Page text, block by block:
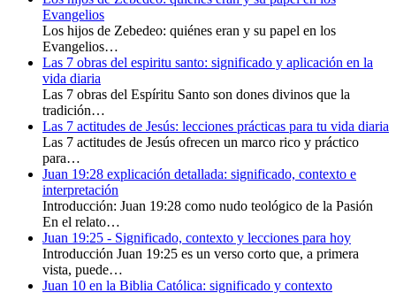
Evangelios
Los hijos de Zebedeo: quiénes eran y su papel en los
Evangelios…
Las 7 obras del espiritu santo: significado y aplicación en la
vida diaria
Las 7 obras del Espíritu Santo son dones divinos que la
tradición…
Las 7 actitudes de Jesús: lecciones prácticas para tu vida diaria
Las 7 actitudes de Jesús ofrecen un marco rico y práctico
para…
Juan 19:28 explicación detallada: significado, contexto e
interpretación
Introducción: Juan 19:28 como nudo teológico de la Pasión
En el relato…
Juan 19:25 - Significado, contexto y lecciones para hoy
Introducción Juan 19:25 es un verso corto que, a primera
vista, puede…
Juan 10 en la Biblia Católica: significado y contexto